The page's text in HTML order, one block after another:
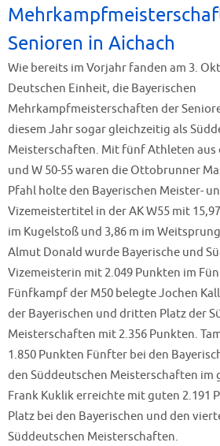
Senioren in Aichach
Wie bereits im Vorjahr fanden am 3.
Deutschen Einheit, die Bayerischen
Mehrkampfmeisterschaften der
diesem Jahr sogar gleichzeitig als
Meisterschaften. Mit fünf Athleten aus
und W 50-55 waren die Ottobrunner
Pfahl holte den Bayerischen Meister-
Vizemeistertitel in der AK W55 mit
im Kugelstoß und 3,86 m im
Almut Donald wurde Bayerische und
Vizemeisterin mit 2.049 Punkten im
Fünfkampf der M50 belegte Jochen
der Bayerischen und dritten Platz der
Meisterschaften mit 2.356 Punkten.
1.850 Punkten Fünfter bei den
den Süddeutschen Meisterschaften im
Frank Kuklik erreichte mit guten 2.191
Platz bei den Bayerischen und den
Süddeutschen Meisterschaften.